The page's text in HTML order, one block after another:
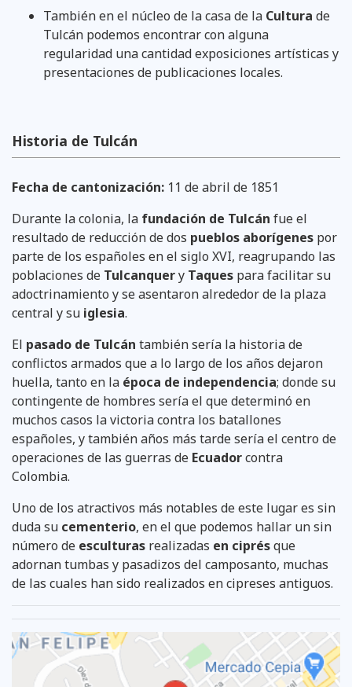
También en el núcleo de la casa de la Cultura de
Tulcán podemos encontrar con alguna
regularidad una cantidad exposiciones artísticas y
presentaciones de publicaciones locales.
Historia de Tulcán
Fecha de cantonización: 11 de abril de 1851
Durante la colonia, la fundación de Tulcán fue el
resultado de reducción de dos pueblos aborígenes por
parte de los españoles en el siglo XVI, reagrupando las
poblaciones de Tulcanquery Taques para facilitar su
adoctrinamiento y se asentaron alrededor de la plaza
central y su iglesia.
El pasado de Tulcán también sería la historia de
conflictos armados que a lo largo de los años dejaron
huella, tanto en la época de independencia; donde su
contingente de hombres sería el que determinó en
muchos casos la victoria contra los batallones
españoles, y también años más tarde sería el centro de
operaciones de las guerras de Ecuadorcontra
Colombia.
Uno de los atractivos más notables de este lugar es sin
duda su cementerio, en el que podemos hallar un sin
número de esculturas realizadas en ciprésque
adornan tumbas y pasadizos del camposanto, muchas
de las cuales han sido realizados en cipreses antiguos.